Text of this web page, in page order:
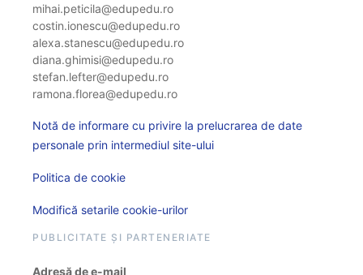
mihai.peticila@edupedu.ro
costin.ionescu@edupedu.ro
alexa.stanescu@edupedu.ro
diana.ghimisi@edupedu.ro
stefan.lefter@edupedu.ro
ramona.florea@edupedu.ro
Notă de informare cu privire la prelucrarea de date
personale prin intermediul site-ului
Politica de cookie
Modifică setarile cookie-urilor
PUBLICITATE ȘI PARTENERIATE
Adresă de e-mail